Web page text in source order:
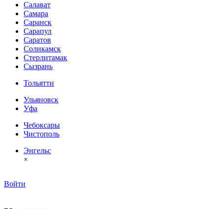
Салават
Самара
Саранск
Сарапул
Саратов
Соликамск
Стерлитамак
Сызрань
Тольятти
Ульяновск
Уфа
Чебоксары
Чистополь
Энгельс
×
Войти